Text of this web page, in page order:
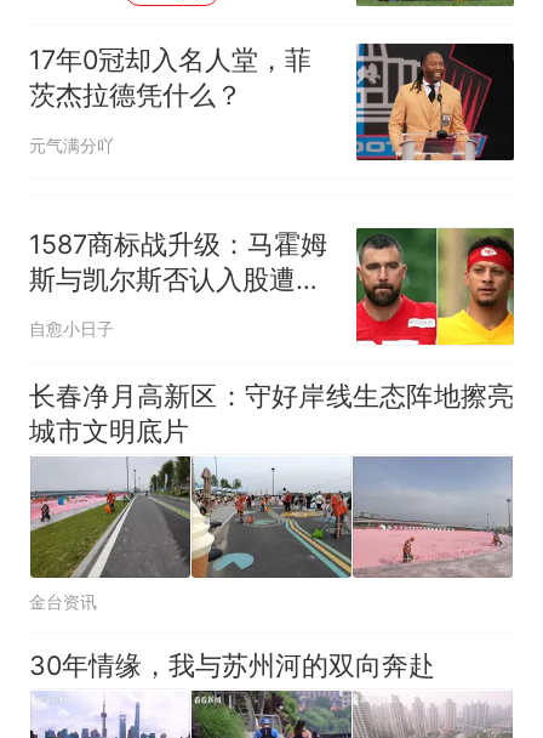
17年0冠却入名人堂，菲
茨杰拉德凭什么？
元气满分吖
1587商标战升级：马霍姆
斯与凯尔斯否认入股遭鞋
企回击
自愈小日子
长春净月高新区：守好岸线生态阵地擦亮
城市文明底片
金台资讯
30年情缘，我与苏州河的双向奔赴